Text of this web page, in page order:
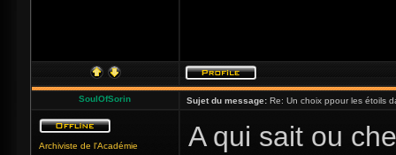
SoulOfSorin Sujet du message: Re: Un choix ppour les étoils
Archiviste de l'Académie
A qui sait ou